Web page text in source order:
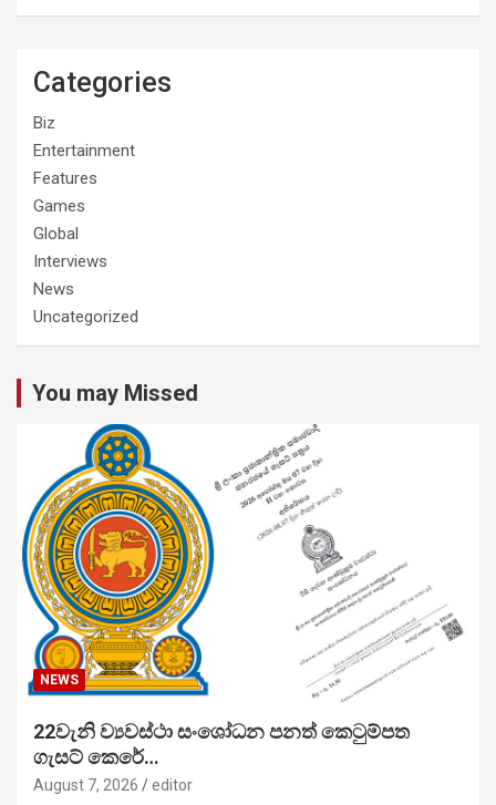
Categories
Biz
Entertainment
Features
Games
Global
Interviews
News
Uncategorized
You may Missed
NEWS
22වැනි ව්‍යවස්ථා සංශෝධන පනත් කෙටුම්පත
ගැසට් කෙරේ…
August 7, 2026 editor